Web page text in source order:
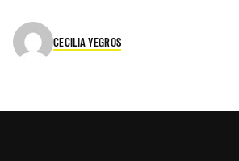
CECILIA YEGROS